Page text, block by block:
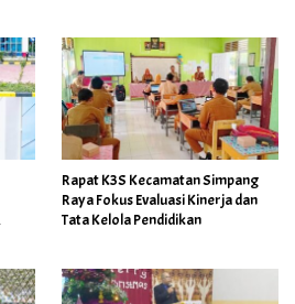
Rapat K3S Kecamatan Simpang
Raya Fokus Evaluasi Kinerja dan
Tata Kelola Pendidikan